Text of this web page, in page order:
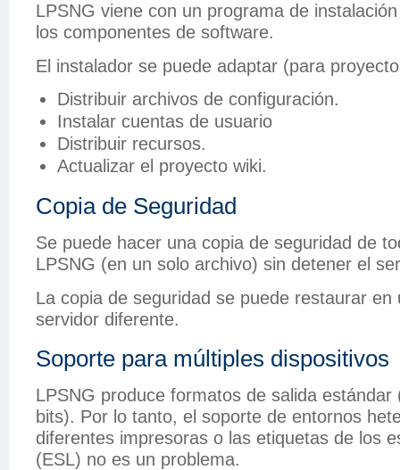
LPSNG viene con un programa de
los componentes de software.
El instalador se puede adaptar (para
Distribuir archivos de configuración.
Instalar cuentas de usuario
Distribuir recursos.
Actualizar el proyecto wiki.
Copia de Seguridad
Se puede hacer una copia de seguridad de
LPSNG (en un solo archivo) sin detener el
La copia de seguridad se puede restaurar en
servidor diferente.
Soporte para múltiples dispositivos
LPSNG produce formatos de salida estándar
bits). Por lo tanto, el soporte de entornos
diferentes impresoras o las etiquetas de los
(ESL) no es un problema.